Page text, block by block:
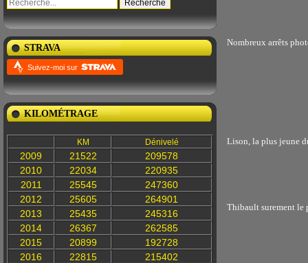
STRAVA
Suivez-moi sur
KILOMÉTRAGE
KM Dénivelé
2009 21522
209578
2010
22034
220935
2011
25545
247360
2012
25605
264901
2013
25435
245316
2014
26367
262585
2015
20899
192728
2016
22815
215402
Nombreux arrêts
Lison, la plus jeune
Thibault surement le